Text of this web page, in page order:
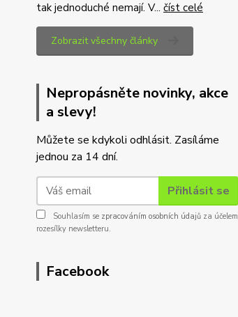
tak jednoduché nemají. V... číst celé
Zobrazit všechny články
Nepropásněte novinky, akce
a slevy!
Můžete se kdykoli odhlásit. Zasíláme
jednou za 14 dní.
Přihlásit se
Souhlasím se zpracováním osobních údajů za účelem
rozesílky newsletteru.
Facebook